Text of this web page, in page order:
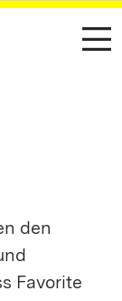
den
Favorite